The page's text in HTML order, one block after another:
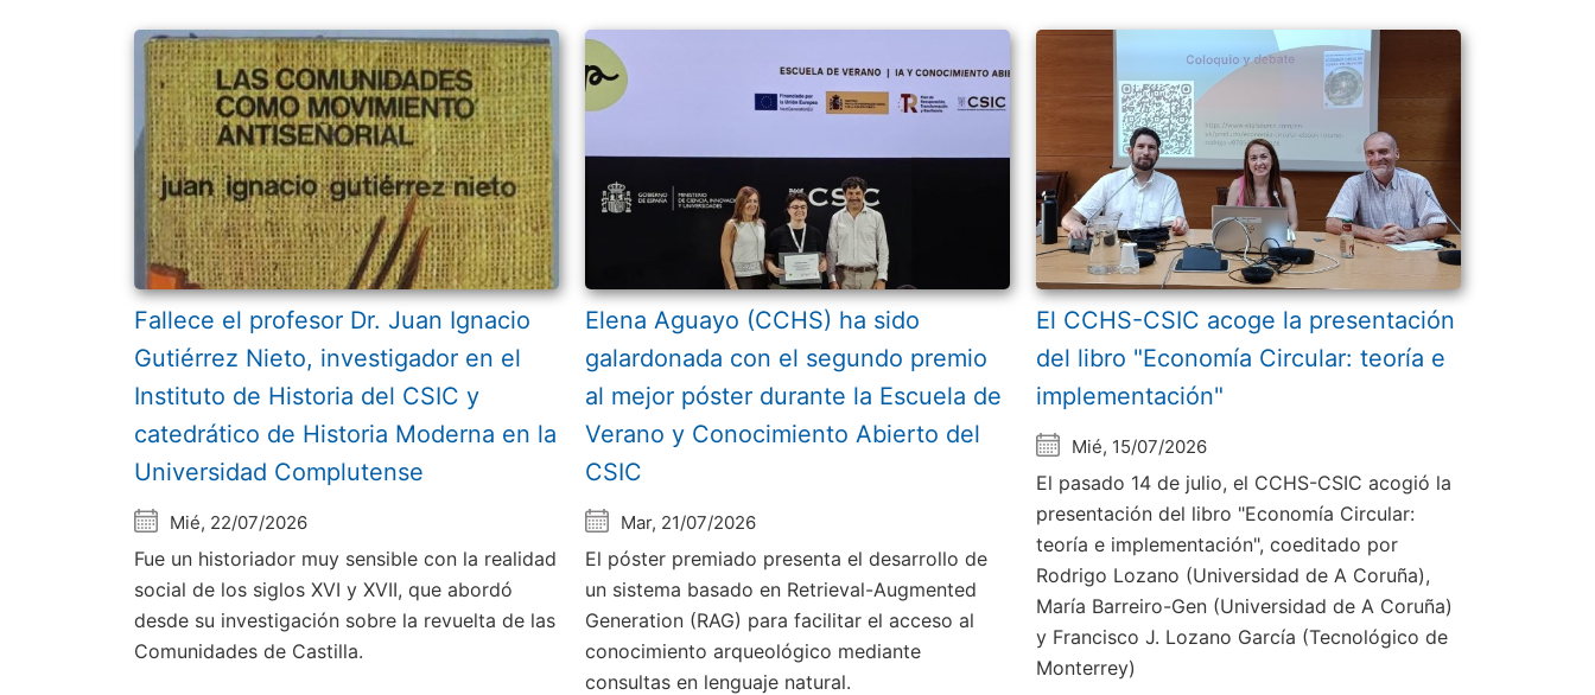
Fallece el profesor Dr. Juan Ignacio
Gutiérrez Nieto, investigador en el
Instituto de Historia del CSIC y
catedrático de Historia Moderna en la
Universidad Complutense
Mié, 22/07/2026
Fue un historiador muy sensible con la realidad
social de los siglos XVI y XVII, que abordó
desde su investigación sobre la revuelta de las
Comunidades de Castilla.
Elena Aguayo (CCHS) ha sido
galardonada con el segundo premio
al mejor póster durante la Escuela de
Verano y Conocimiento Abierto del
CSIC
Mar, 21/07/2026
El póster premiado presenta el desarrollo de
un sistema basado en Retrieval-Augmented
Generation (RAG) para facilitar el acceso al
conocimiento arqueológico mediante
consultas en lenguaje natural.
El CCHS-CSIC acoge la presentación
del libro "Economía Circular: teoría e
implementación"
Mié, 15/07/2026
El pasado 14 de julio, el CCHS-CSIC acogió la
presentación del libro "Economía Circular:
teoría e implementación", coeditado por
Rodrigo Lozano (Universidad de A Coruña),
María Barreiro-Gen (Universidad de A Coruña)
y Francisco J. Lozano García (Tecnológico de
Monterrey)